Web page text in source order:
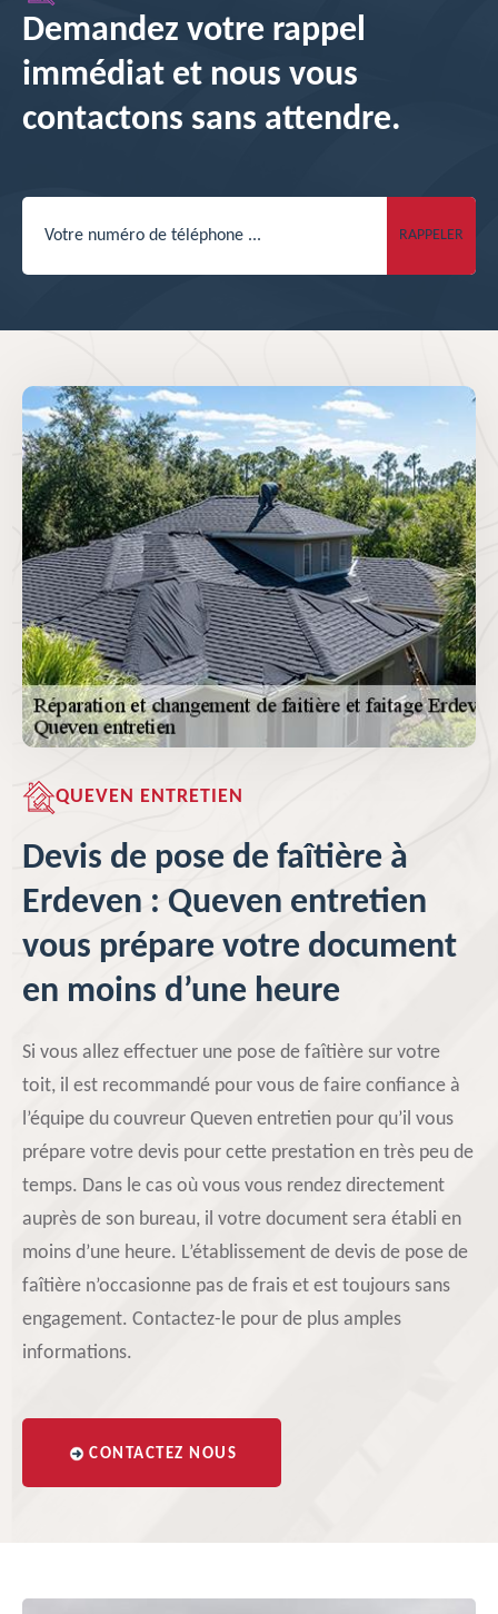
Demandez votre rappel
immédiat et nous vous
contactons sans attendre.
QUEVEN ENTRETIEN
Devis de pose de faîtière à
Erdeven : Queven entretien
vous prépare votre document
en moins d’une heure
Si vous allez effectuer une pose de faîtière sur votre
toit, il est recommandé pour vous de faire confiance à
l’équipe du couvreur Queven entretien pour qu’il vous
prépare votre devis pour cette prestation en très peu de
temps. Dans le cas où vous vous rendez directement
auprès de son bureau, il votre document sera établi en
moins d’une heure. L’établissement de devis de pose de
faîtière n’occasionne pas de frais et est toujours sans
engagement. Contactez-le pour de plus amples
informations.
CONTACTEZ NOUS